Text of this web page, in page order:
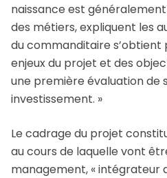
naissance est
des métiers, expliquent les
du commanditaire
enjeux du projet et des
une première évaluation de
investissement. »
Le cadrage du projet
au cours de laquelle vont
management, « intégrateur